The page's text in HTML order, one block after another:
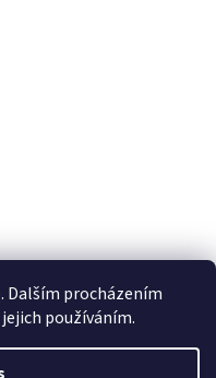
Dalším procházením
používáním.